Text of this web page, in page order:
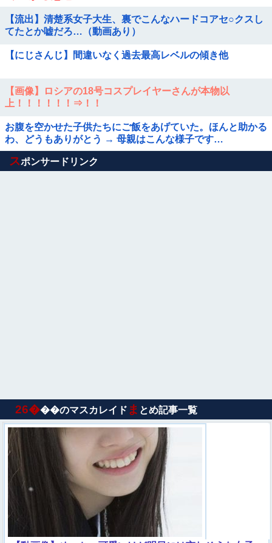
【流出】清楚系女子大生、裏でこんなハードコアセ○クスし
てたとか嘘だろ…（動画あり）
【にじさんじ】間違いなく過去最高レベルの傾き他
【画像】ロシアの18号コスプレイヤーさんが本物以
上！！！！！！⇒！！
お腹を空かせた子供たちにご飯をあげていた。ほんと助かる
わ、どうもありがとう → 母親はこんな様子です…
Powered by livedoor 相互RSS
スポンサードリンク
26���のマスカレイド ま とめ記事一覧